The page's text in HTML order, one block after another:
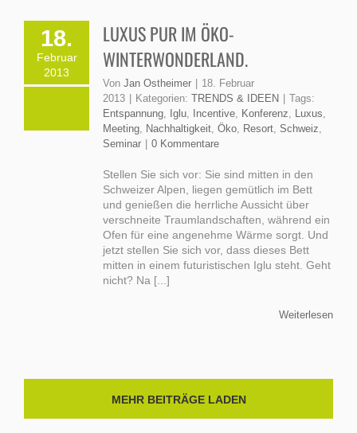
18.
Februar
2013
LUXUS PUR IM ÖKO-
WINTERWONDERLAND.
Von Jan Ostheimer
18. Februar
2013
Kategorien: TRENDS & IDEEN
Tags:
Entspannung
Iglu Incentive Konferenz Luxus
Meeting
Nachhaltigkeit Öko Resort Schweiz
Seminar
0 Kommentare
Stellen Sie sich vor: Sie sind mitten in den
Schweizer Alpen, liegen gemütlich im Bett
und genießen die herrliche Aussicht über
verschneite Traumlandschaften, während ein
Ofen für eine angenehme Wärme sorgt. Und
jetzt stellen Sie sich vor, dass dieses Bett
mitten in einem futuristischen Iglu steht. Geht
nicht? Na [...]
Weiterlesen
MEHR BEITRÄGE LADEN